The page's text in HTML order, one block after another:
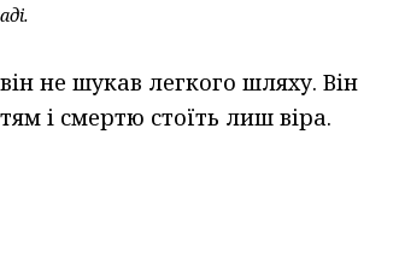
не шукав легкого шляху. Він
і смертю стоїть лиш віра.